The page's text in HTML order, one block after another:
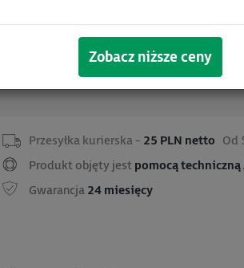
Wykorzystanie tego produktu wymaga
Wyślij prośbę o konfigurację »
Przesyłka kurierska - 25 PLN netto Od
Produkt objęty jest pomocą techniczną
Gwarancja 24 miesięcy
Zobacz niższe ceny